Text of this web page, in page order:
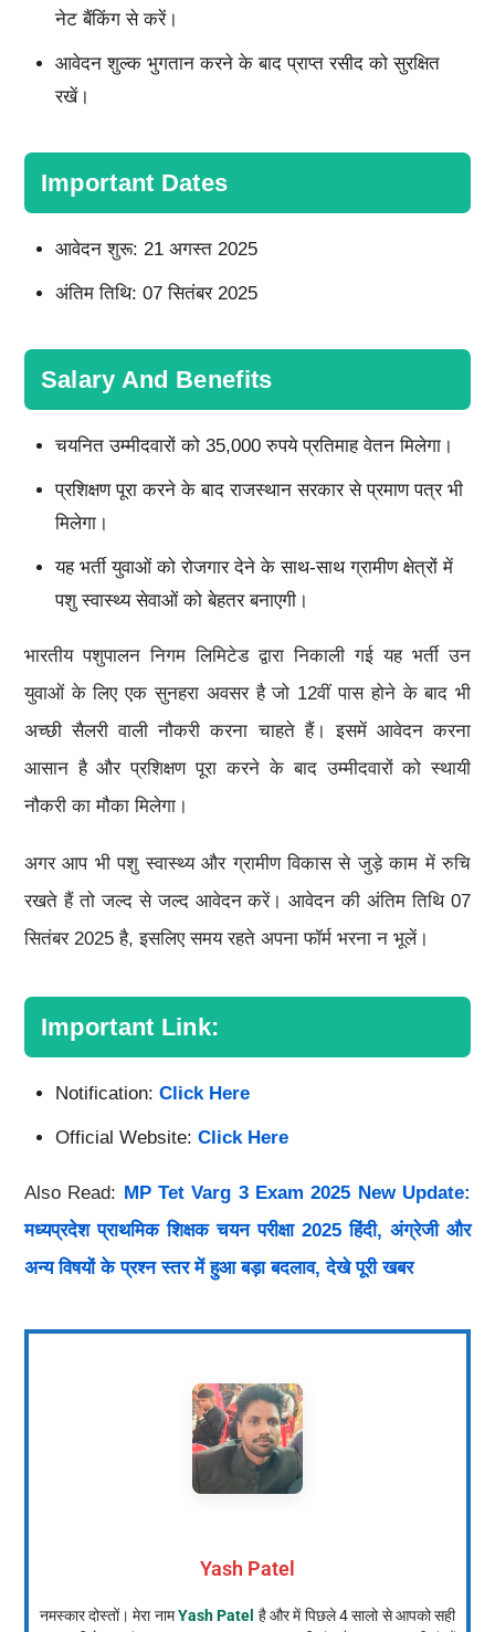
नेट बैंकिंग से करें।
आवेदन शुल्क भुगतान करने के बाद प्राप्त रसीद को सुरक्षित
रखें।
Important Dates
आवेदन शुरू: 21 अगस्त 2025
अंतिम तिथि: 07 सितंबर 2025
Salary And Benefits
चयनित उम्मीदवारों को 35,000 रुपये प्रतिमाह वेतन मिलेगा।
प्रशिक्षण पूरा करने के बाद राजस्थान सरकार से प्रमाण पत्र भी
मिलेगा।
यह भर्ती युवाओं को रोजगार देने के साथ-साथ ग्रामीण क्षेत्रों में
पशु स्वास्थ्य सेवाओं को बेहतर बनाएगी।
भारतीय पशुपालन निगम लिमिटेड द्वारा निकाली गई यह भर्ती उन
युवाओं के लिए एक सुनहरा अवसर है जो 12वीं पास होने के बाद भी
अच्छी सैलरी वाली नौकरी करना चाहते हैं। इसमें आवेदन करना
आसान है और प्रशिक्षण पूरा करने के बाद उम्मीदवारों को स्थायी
नौकरी का मौका मिलेगा।
अगर आप भी पशु स्वास्थ्य और ग्रामीण विकास से जुड़े काम में रुचि
रखते हैं तो जल्द से जल्द आवेदन करें। आवेदन की अंतिम तिथि 07
सितंबर 2025 है, इसलिए समय रहते अपना फॉर्म भरना न भूलें।
Important Link:
Notification: Click Here
Official Website: Click Here
Also Read: MP Tet Varg 3 Exam 2025 New Update:
मध्यप्रदेश प्राथमिक शिक्षक चयन परीक्षा 2025 हिंदी, अंग्रेजी और
अन्य विषयों के प्रश्न स्तर में हुआ बड़ा बदलाव, देखे पूरी खबर
Yash Patel
नमस्कार दोस्तों। मेरा नामYash Patel है और में पिछले 4 सालो से आपको सही